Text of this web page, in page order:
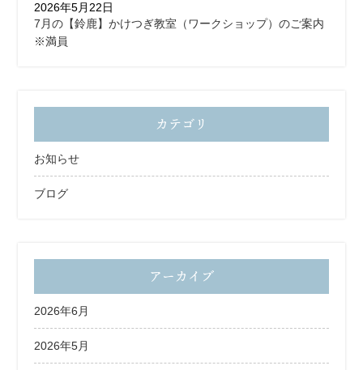
7月の【鈴鹿】かけつぎ教室（ワークショップ）のご案内
※満員
2026年5月22日
カテゴリ
お知らせ
ブログ
アーカイブ
2026年6月
2026年5月